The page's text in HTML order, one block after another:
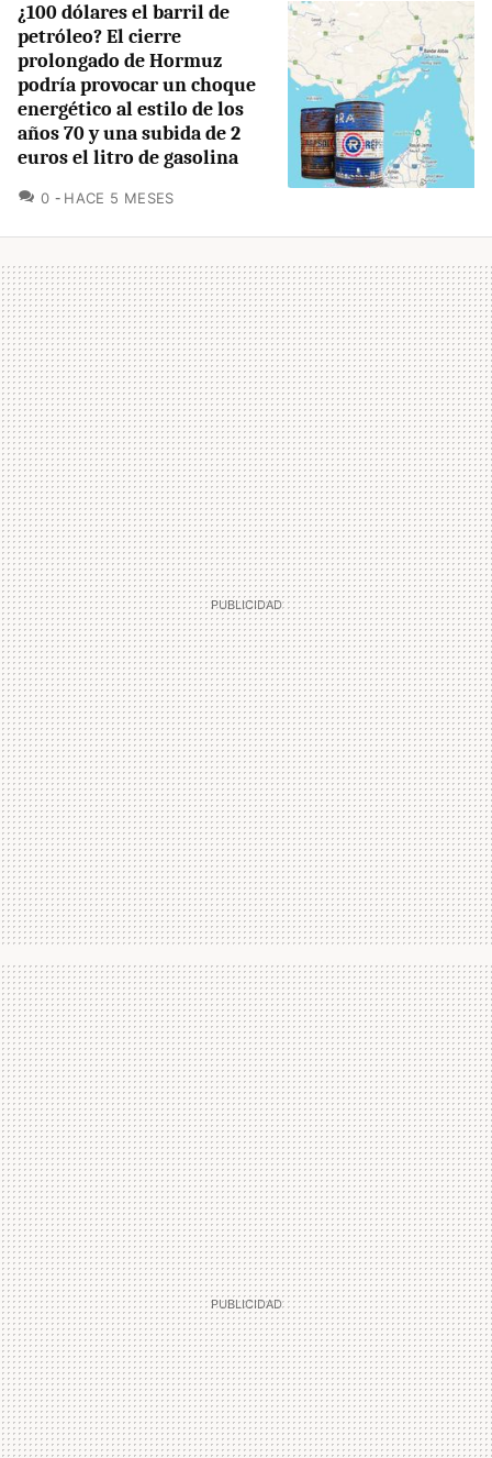
¿100 dólares el barril de
petróleo? El cierre
prolongado de Hormuz
podría provocar un choque
energético al estilo de los
años 70 y una subida de 2
euros el litro de gasolina
0 COMENTARIOS
HACE 5 MESES